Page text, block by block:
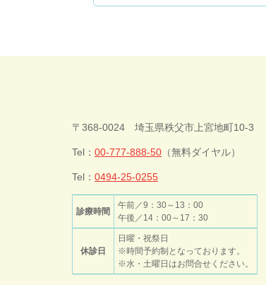
ン
先
頭
戻
の
る
今井歯科クリ
ニック
〒368-0024 埼玉県秩父市上宮地町10-3
Tel： 00-777-888-50 （無料ダイヤル）
Tel： 0494-25-0255
診療時間
午前／9：30～13：00
午後／14：00～17：30
休診日
日曜・祝祭日
※時間予約制となっております。
※水・土曜日はお問合せください。